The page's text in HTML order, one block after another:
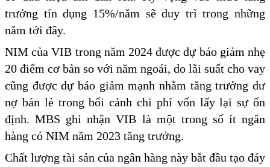
trưởng tín dụng 15%/năm sẽ duy trì trong những
năm tới đây.
NIM của VIB trong năm 2024 được dự báo giảm nhẹ
20 điểm cơ bản so với năm ngoái, do lãi suất cho vay
cũng được dự báo giảm mạnh nhằm tăng trưởng dư
nợ bán lẻ trong bối cảnh chi phí vốn lấy lại sự ổn
định. MBS ghi nhận VIB là một trong số ít ngân
hàng có NIM năm 2023 tăng trưởng.
Chất lượng tài sản của ngân hàng này bắt đầu tạo đáy